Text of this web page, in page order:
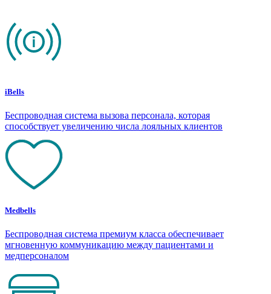
iBells
Беспроводная система вызова персонала, которая
способствует увеличению числа лояльных клиентов
Medbells
Беспроводная система премиум класса обеспечивает
мгновенную коммуникацию между пациентами и
медперсоналом